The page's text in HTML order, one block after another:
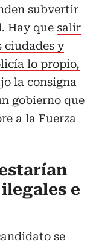
subvertir
Hay que salir
ciudades y
lo propio,
la consigna
gobierno que
a la Fuerza
e
se